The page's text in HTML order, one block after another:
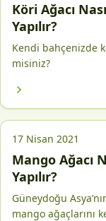
Köri Ağacı
Yapılır?
Kendi bahçenizde
misiniz?
17 Nisan 2021
Mango Ağacı
Yapılır?
Güneydoğu
mango ağaçlarını